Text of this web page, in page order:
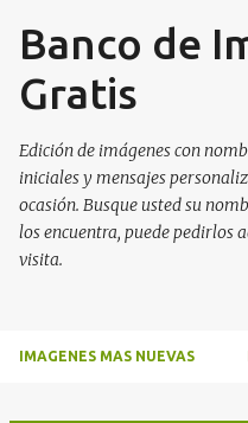
Ir al
Banco de
Gratis
Edición de imágenes con
iniciales y mensajes
ocasión. Busque usted su
los encuentra, puede pedirlos
visita.
IMAGENES MAS NUEVAS